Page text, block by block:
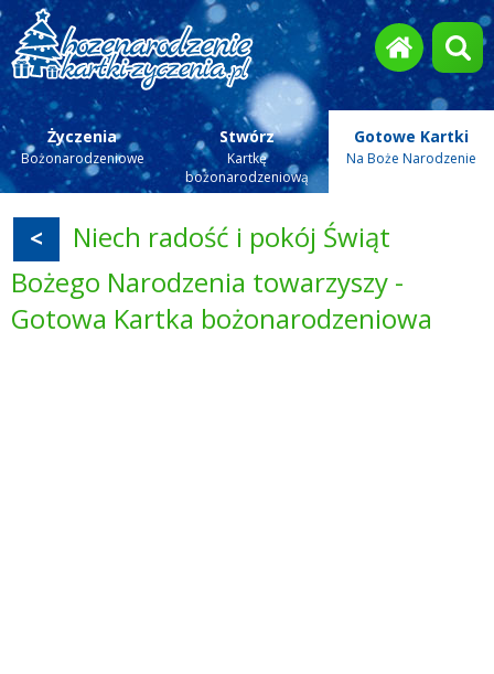
Życzenia
Bożonarodzeniowe
Stwórz
Kartkę
bożonarodzeniową
Gotowe Kartki
Na Boże Narodzenie
<
Niech radość i pokój Świąt
Bożego Narodzenia towarzyszy -
Gotowa Kartka bożonarodzeniowa